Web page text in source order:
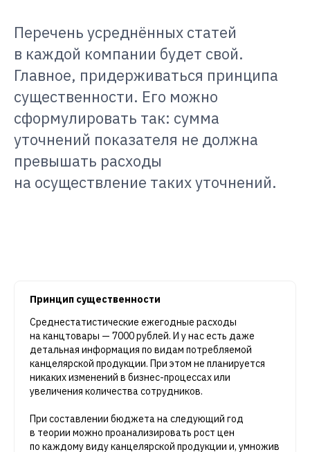
Перечень усреднённых статей
в каждой компании будет свой.
Главное, придерживаться принципа
существенности. Его можно
сформулировать так: сумма
уточнений показателя не должна
превышать расходы
на осуществление таких уточнений.
Принцип существенности
Среднестатистические ежегодные расходы
на канцтовары — 7000 рублей. И у нас есть даже
детальная информация по видам потребляемой
канцелярской продукции. При этом не планируется
никаких изменений в бизнес-процессах или
увеличения количества сотрудников.
При составлении бюджета на следующий год
в теории можно проанализировать рост цен
по каждому виду канцелярской продукции и, умножив